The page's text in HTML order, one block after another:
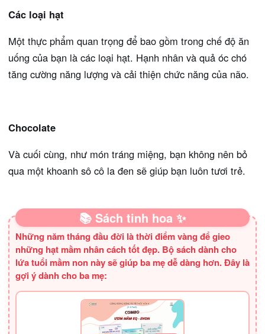
Các loại hạt
Một thực phẩm quan trọng để bao gồm trong chế độ ăn
uống của bạn là các loại hạt. Hạnh nhân và quả óc chó
tăng cường năng lượng và cải thiện chức năng của não.
Chocolate
Và cuối cùng, như món tráng miệng, bạn không nên bỏ
qua một khoanh sô cô la đen sẽ giúp bạn luôn tươi trẻ.
📚 Sách tinh hoa ✨
Những năm tháng đầu đời là thời điểm vàng để gieo
những hạt mầm nhân cách tốt đẹp. Bộ sách dành cho
lứa tuổi mầm non này sẽ giúp ba mẹ dễ dàng hơn. Đây là
gợi ý dành cho ba mẹ: